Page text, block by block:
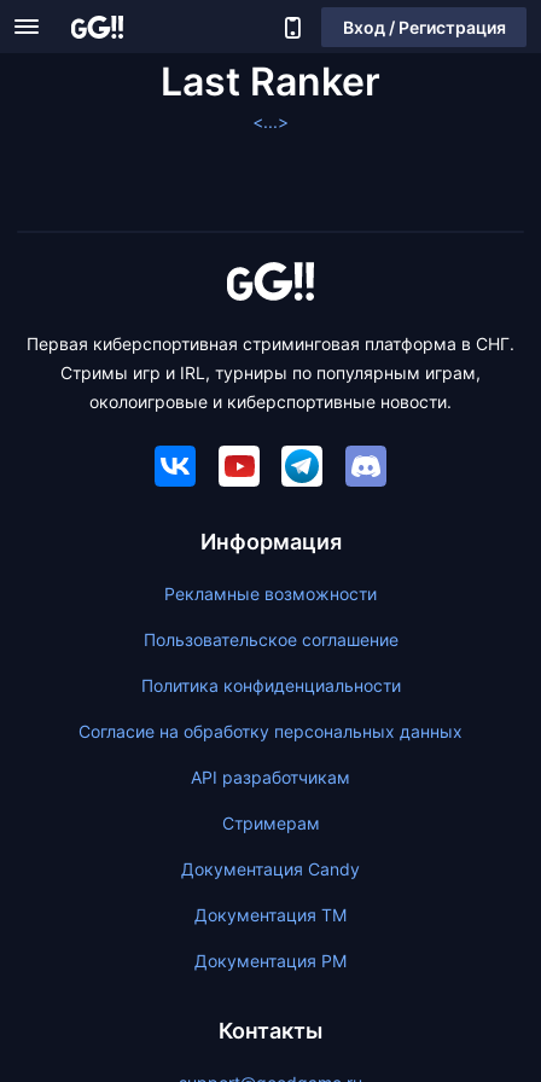
Вход / Регистрация
Last Ranker
<...>
Первая киберспортивная стриминговая платформа в СНГ.
Стримы игр и IRL, турниры по популярным играм,
околоигровые и киберспортивные новости.
Информация
Рекламные возможности
Пользовательское соглашение
Политика конфиденциальности
Согласие на обработку персональных данных
API разработчикам
Стримерам
Документация Candy
Документация ТМ
Документация PM
Контакты